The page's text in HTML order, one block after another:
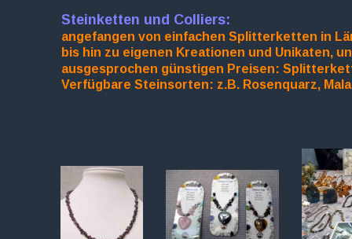
Steinketten und Colliers:
angefangen von einfachen Splitterketten in
bis hin zu eigenen Kreationen und Unikaten,
ausgesprochen günstigen Preisen:
Verfügbare Steinsorten: z.B. Rosenquarz,